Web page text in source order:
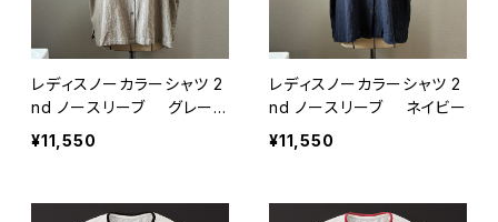
レディスノーカラーシャツ 2
nd ノースリーブ グレー
ジュ
¥11,550
レディスノーカラーシャツ 2
nd ノースリーブ ネイビー
¥11,550